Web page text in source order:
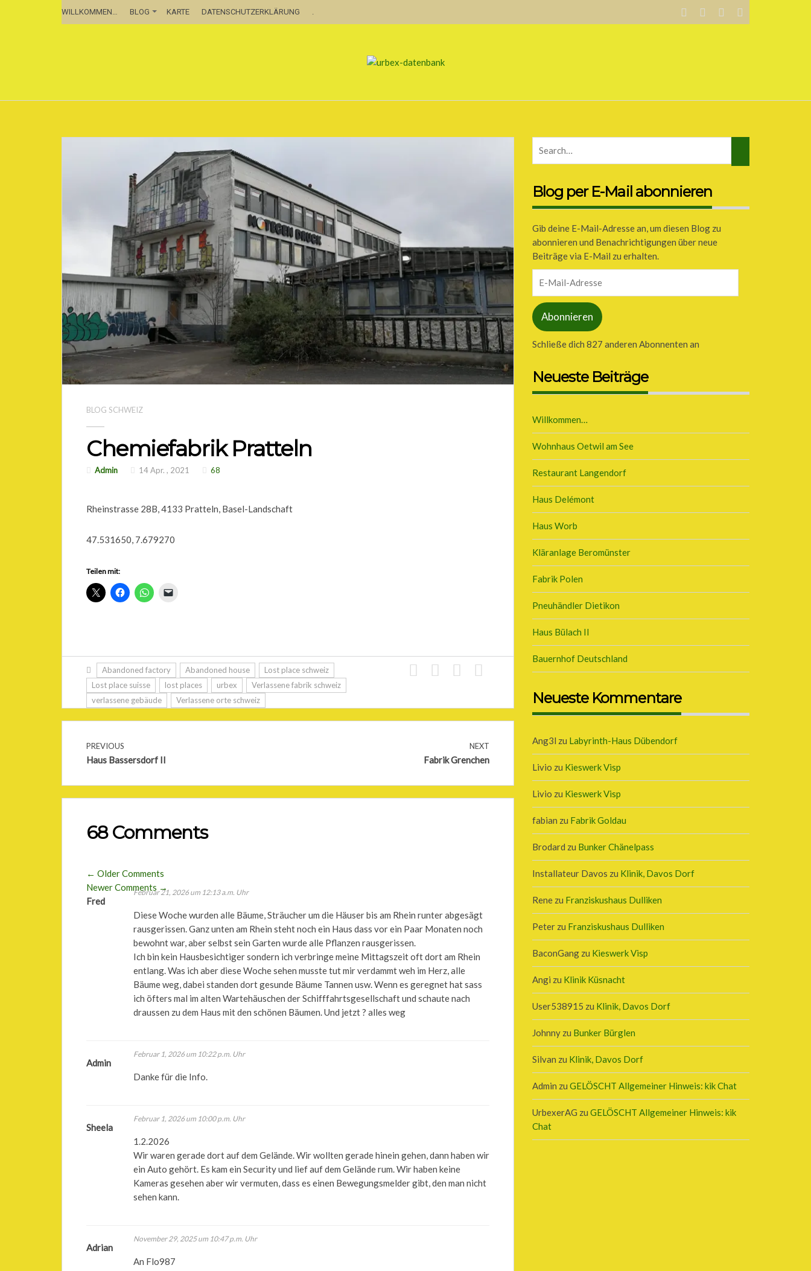
WILLKOMMEN… BLOG KARTE DATENSCHUTZERKLÄRUNG .
BLOG SCHWEIZ
Chemiefabrik Pratteln
Admin 14 Apr. , 2021 68
Rheinstrasse 28B, 4133 Pratteln, Basel-Landschaft
47.531650, 7.679270
Teilen mit:
Abandoned factory Abandoned house
Lost place schweiz
Lost place suisse
lost places urbex
Verlassene fabrik schweiz
verlassene gebäude
Verlassene orte schweiz
PREVIOUS
Haus Bassersdorf II
NEXT
Fabrik Grenchen
68 Comments
Comment
navigation
← Older Comments
Newer Comments →
Fred
Februar 21, 2026 um 12:13 a.m. Uhr
Diese Woche wurden alle Bäume, Sträucher um die Häuser bis am Rhein runter abgesägt
rausgerissen. Ganz unten am Rhein steht noch ein Haus dass vor ein Paar Monaten noch
bewohnt war, aber selbst sein Garten wurde alle Pflanzen rausgerissen.
Ich bin kein Hausbesichtiger sondern ich verbringe meine Mittagszeit oft dort am Rhein
entlang. Was ich aber diese Woche sehen musste tut mir verdammt weh im Herz, alle
Bäume weg, dabei standen dort gesunde Bäume Tannen usw. Wenn es geregnet hat sass
ich öfters mal im alten Wartehäuschen der Schifffahrtsgesellschaft und schaute nach
draussen zu dem Haus mit den schönen Bäumen. Und jetzt ? alles weg
Admin
Februar 1, 2026 um 10:22 p.m. Uhr
Danke für die Info.
Sheela
Februar 1, 2026 um 10:00 p.m. Uhr
1.2.2026
Wir waren gerade dort auf dem Gelände. Wir wollten gerade hinein gehen, dann haben wir
ein Auto gehört. Es kam ein Security und lief auf dem Gelände rum. Wir haben keine
Kameras gesehen aber wir vermuten, dass es einen Bewegungsmelder gibt, den man nicht
sehen kann.
Adrian
November 29, 2025 um 10:47 p.m. Uhr
An Flo987
Comment
navigation
Blog per E-Mail abonnieren
Gib deine E-Mail-Adresse an, um diesen Blog zu
abonnieren und Benachrichtigungen über neue
Beiträge via E-Mail zu erhalten.
Mail-
Adresse
Abonnieren
Schließe dich 827 anderen Abonnenten an
Neueste Beiträge
Willkommen…
Wohnhaus Oetwil am See
Restaurant Langendorf
Haus Delémont
Haus Worb
Kläranlage Beromünster
Fabrik Polen
Pneuhändler Dietikon
Haus Bülach II
Bauernhof Deutschland
Neueste Kommentare
Ang3l zu Labyrinth-Haus Dübendorf
Livio zu Kieswerk Visp
Livio zu Kieswerk Visp
fabian zu Fabrik Goldau
Brodard zu Bunker Chänelpass
Installateur Davos zu Klinik, Davos Dorf
Rene zu Franziskushaus Dulliken
Peter zu Franziskushaus Dulliken
BaconGang zu Kieswerk Visp
Angi zu Klinik Küsnacht
User538915 zu Klinik, Davos Dorf
Johnny zu Bunker Bürglen
Silvan zu Klinik, Davos Dorf
Admin zu GELÖSCHT Allgemeiner Hinweis: kik Chat
UrbexerAG zu GELÖSCHT Allgemeiner Hinweis: kik
Chat